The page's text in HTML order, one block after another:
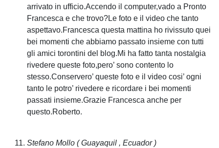
arrivato in ufficio.Accendo il computer,vado a Pronto
Francesca e che trovo?Le foto e il video che tanto
aspettavo.Francesca questa mattina ho rivissuto quei
bei momenti che abbiamo passato insieme con tutti
gli amici torontini del blog.Mi ha fatto tanta nostalgia
rivedere queste foto,pero’ sono contento lo
stesso.Conservero’ queste foto e il video cosi’ ogni
tanto le potro’ rivedere e ricordare i bei momenti
passati insieme.Grazie Francesca anche per
questo.Roberto.
Stefano Mollo ( Guayaquil , Ecuador )